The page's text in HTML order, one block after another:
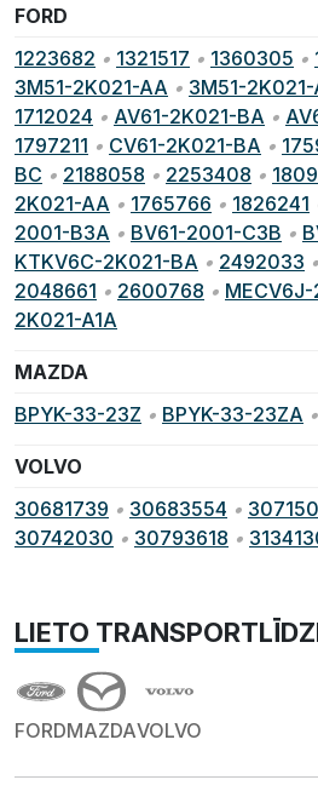
FORD
1223682 • 1321517 • 1360305 •
3M51-2K021-AA • 3M51-2K021-
1712024 • AV61-2K021-BA •
1797211 • CV61-2K021-BA •
BC • 2188058 • 2253408 •
2K021-AA • 1765766 • 1826241
2001-B3A • BV61-2001-C3B •
KTKV6C-2K021-BA • 2492033 •
2048661 • 2600768 •
2K021-A1A
MAZDA
BPYK-33-23Z • BPYK-33-23ZA •
VOLVO
30681739 • 30683554 •
30742030 • 30793618 •
LIETO
FORDMAZDAVOLVO